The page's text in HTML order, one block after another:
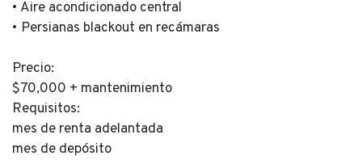
• Aire acondicionado central
• Persianas blackout en recámaras
Precio:
$70,000 + mantenimiento
Requisitos:
mes de renta adelantada
mes de depósito